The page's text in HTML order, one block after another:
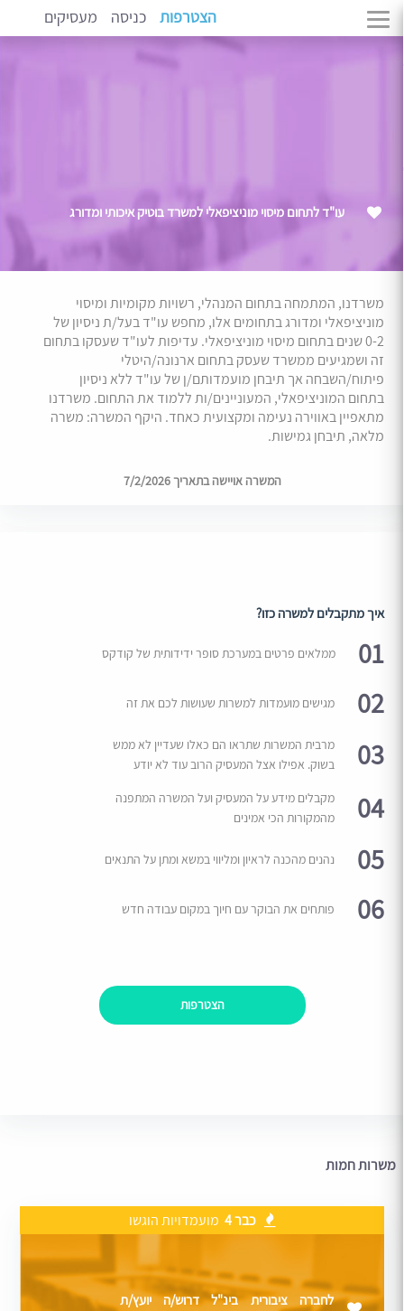
הצטרפות כניסה מעסיקים
עו"ד לתחום מיסוי מוניציפאלי למשרד בוטיק איכותי ומדורג
משרדנו, המתמחה בתחום המנהלי, רשויות מקומיות ומיסוי
מוניציפאלי ומדורג בתחומים אלו, מחפש עו"ד בעל/ת ניסיון של
0-2 שנים בתחום מיסוי מוניציפאלי. עדיפות לעו"ד שעסקו בתחום
זה ושמגיעים ממשרד שעסק בתחום ארנונה/היטלי
פיתוח/השבחה אך תיבחן מועמדותם/ן של עו"ד ללא ניסיון
בתחום המוניציפאלי, המעוניינים/ות ללמוד את התחום. משרדנו
מתאפיין באווירה נעימה ומקצועית כאחד. היקף המשרה: משרה
מלאה, תיבחן גמישות.
המשרה אויישה בתאריך 7/2/2026
איך מתקבלים למשרה כזו?
01 ממלאים פרטים במערכת סופר ידידותית של קודקס
02 מגישים מועמדות למשרות שעושות לכם את זה
03
מרבית המשרות שתראו הם כאלו שעדיין לא ממש
בשוק. אפילו אצל המעסיק הרוב עוד לא יודע
04
מקבלים מידע על המעסיק ועל המשרה המתפנה
מהמקורות הכי אמינים
05 נהנים מהכנה לראיון ומליווי במשא ומתן על התנאים
06 פותחים את הבוקר עם חיוך במקום עבודה חדש
הצטרפות
משרות חמות
כבר 4 מועמדויות הוגשו
לחברה ציבורית בינ"ל דרוש/ה יועץ/ת